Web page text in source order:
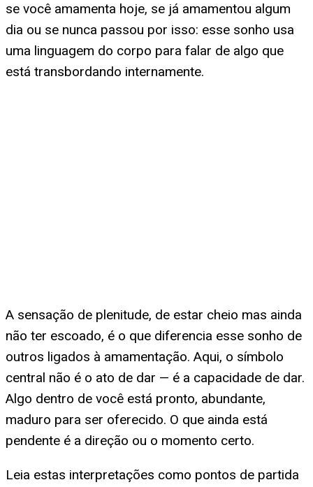
se você amamenta hoje, se já amamentou algum
dia ou se nunca passou por isso: esse sonho usa
uma linguagem do corpo para falar de algo que
está transbordando internamente.
A sensação de plenitude, de estar cheio mas ainda
não ter escoado, é o que diferencia esse sonho de
outros ligados à amamentação. Aqui, o símbolo
central não é o ato de dar — é a capacidade de dar.
Algo dentro de você está pronto, abundante,
maduro para ser oferecido. O que ainda está
pendente é a direção ou o momento certo.
Leia estas interpretações como pontos de partida